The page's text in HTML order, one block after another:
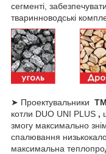
сегменті,
тваринноводські
➤ Проектувальники
котли DUO UNI PLUS ,
змогу максимально
спалювання
максимальна